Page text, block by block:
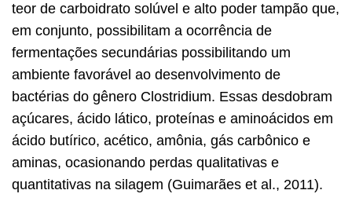
teor de carboidrato solúvel e alto poder tampão que,
em conjunto, possibilitam a ocorrência de
fermentações secundárias possibilitando um
ambiente favorável ao desenvolvimento de
bactérias do gênero Clostridium. Essas desdobram
açúcares, ácido lático, proteínas e aminoácidos em
ácido butírico, acético, amônia, gás carbônico e
aminas, ocasionando perdas qualitativas e
quantitativas na silagem (Guimarães et al., 2011).